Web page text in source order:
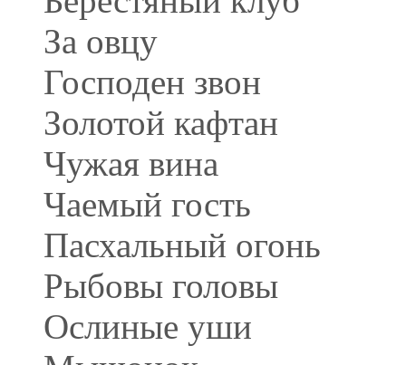
За овцу
Господен звон
Золотой кафтан
Чужая вина
Чаемый гость
Пасхальный огонь
Рыбовы головы
Ослиные уши